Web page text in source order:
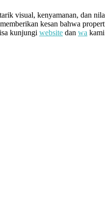
visual, kenyamanan, dan
kesan bahwa
kunjungi website dan wa kami